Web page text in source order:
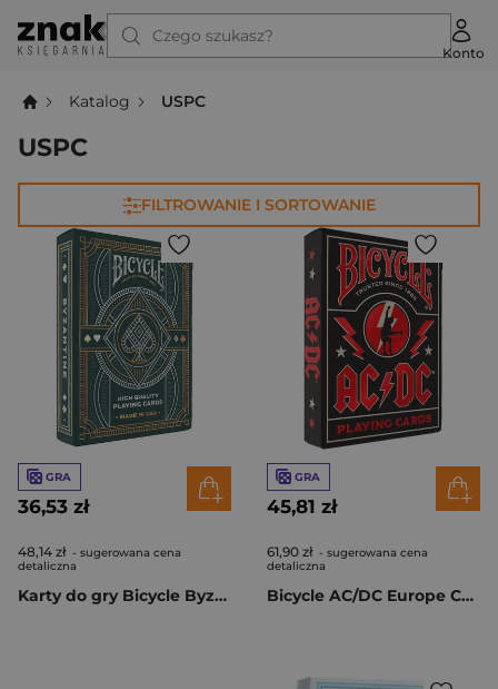
Czego szukasz?
Konto
Katalog USPC
USPC
FILTROWANIE I SORTOWANIE
GRA
36,53 zł
48,14 zł - sugerowana cena
detaliczna
Karty do gry Bicycle Byzantine
GRA
45,81 zł
61,90 zł - sugerowana cena
detaliczna
Bicycle AC/DC Europe CS24 IN6